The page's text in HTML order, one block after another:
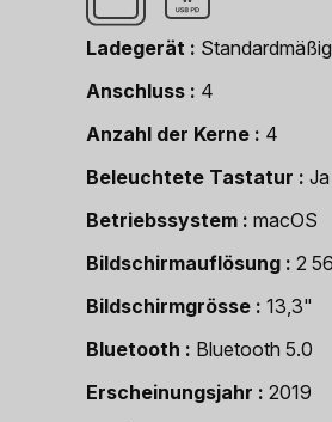
Ladegerät
Anschluss
4
Anzahl der Kerne
4
Beleuchtete Tastatur
Ja
Betriebssystem
macOS
Bildschirmauflösung
2
Bildschirmgrösse
13,3"
Bluetooth
Bluetooth 5.0
Erscheinungsjahr
2019